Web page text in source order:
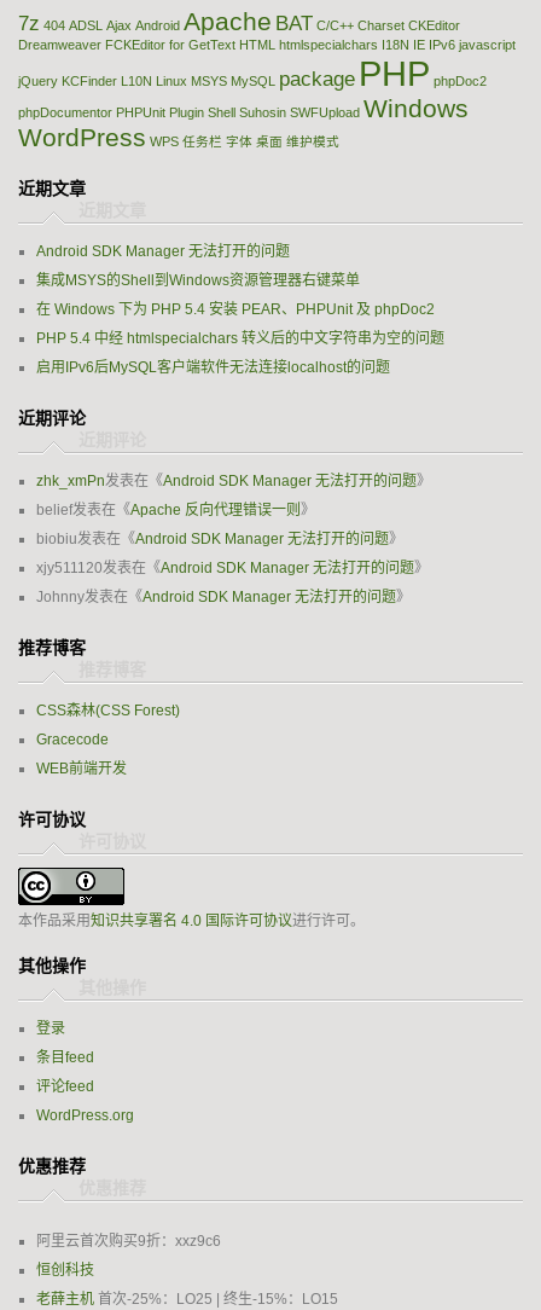
7z 404 ADSL Ajax Android Apache BAT C/C++ Charset CKEditor
Dreamweaver FCKEditor for GetText HTML htmlspecialchars I18N IE IPv6 javascript
jQuery KCFinder L10N Linux MSYS MySQL package PHP phpDoc2
phpDocumentor PHPUnit Plugin Shell Suhosin SWFUpload Windows
WordPress WPS 任务栏 字体 桌面 维护模式
近期文章
Android SDK Manager 无法打开的问题
集成MSYS的Shell到Windows资源管理器右键菜单
在 Windows 下为 PHP 5.4 安装 PEAR、PHPUnit 及 phpDoc2
PHP 5.4 中经 htmlspecialchars 转义后的中文字符串为空的问题
启用IPv6后MySQL客户端软件无法连接localhost的问题
近期评论
zhk_xmPn发表在《Android SDK Manager 无法打开的问题》
belief发表在《Apache 反向代理错误一则 》
biobiu发表在《Android SDK Manager 无法打开的问题》
xjy511120发表在《Android SDK Manager 无法打开的问题》
Johnny发表在《Android SDK Manager 无法打开的问题》
推荐博客
CSS森林(CSS Forest)
Gracecode
WEB前端开发
许可协议
本作品采用知识共享署名 4.0 国际许可协议进行许可。
其他操作
登录
条目feed
评论feed
WordPress.org
优惠推荐
阿里云首次购买9折：xxz9c6
恒创科技
老薛主机 首次-25%：LO25 | 终生-15%：LO15